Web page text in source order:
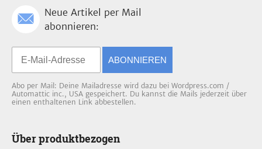
Neue Artikel per Mail
abonnieren:
ABONNIEREN
Abo per Mail: Deine Mailadresse wird dazu bei Wordpress.com /
Automattic inc., USA gespeichert. Du kannst die Mails jederzeit über
einen enthaltenen Link abbestellen.
Über produktbezogen